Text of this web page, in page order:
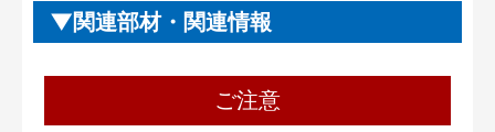
関連部材・関連情報
ご注意